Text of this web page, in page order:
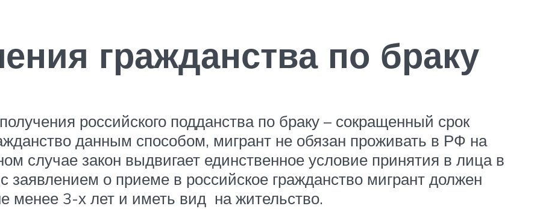
гражданства по браку
российского подданства по браку – сокращенный срок
данным способом, мигрант не обязан проживать в РФ на
случае закон выдвигает единственное условие принятия в лица в
о приеме в российское гражданство мигрант должен
менее 3-х лет и иметь вид на жительство.